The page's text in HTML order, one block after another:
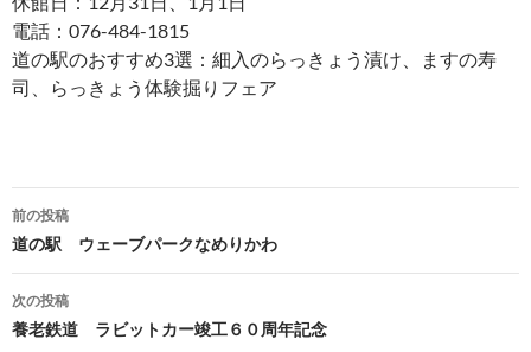
電話：076-484-1815
道の駅のおすすめ3選：細入のらっきょう漬け、ますの寿
司、らっきょう体験掘りフェア
投
稿
ナ
ビ
前の投稿
道の駅 ウェーブパークなめりかわ
次の投稿
養老鉄道 ラビットカー竣工６０周年記念